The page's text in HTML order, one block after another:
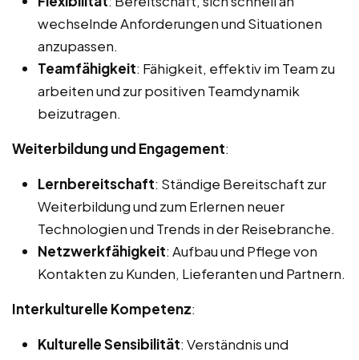
wechselnde Anforderungen und Situationen
anzupassen.
Teamfähigkeit: Fähigkeit, effektiv im Team zu
arbeiten und zur positiven Teamdynamik
beizutragen.
Weiterbildung und Engagement:
Lernbereitschaft: Ständige Bereitschaft zur
Weiterbildung und zum Erlernen neuer
Technologien und Trends in der Reisebranche.
Netzwerkfähigkeit: Aufbau und Pflege von
Kontakten zu Kunden, Lieferanten und Partnern.
Interkulturelle Kompetenz:
Kulturelle Sensibilität: Verständnis und